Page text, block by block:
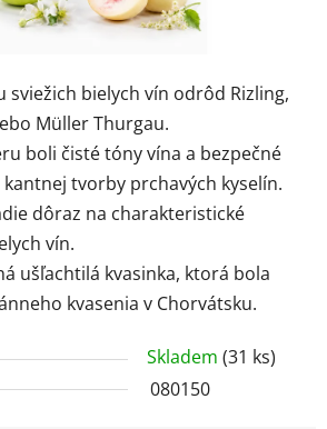
sviežich bielych vín odrôd Rizling,
Müller Thurgau.
boli čisté tóny vína a bezpečné
tvorby prchavých kyselín.
dôraz na charakteristické
vín.
ušľachtilá kvasinka, ktorá bola
kvasenia v Chorvátsku.
Skladem (31 ks)
080150